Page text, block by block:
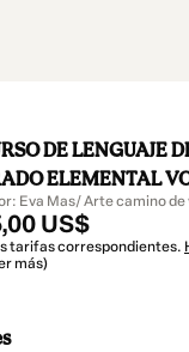
DE LENGUAJE
ELEMENTAL
Eva Mas/ Arte camino de
US$
tarifas correspondientes.
más)